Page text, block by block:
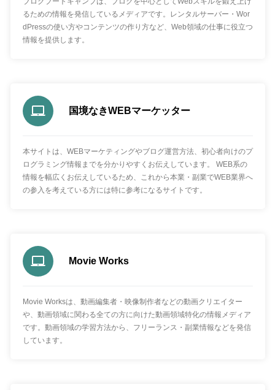
るための情報を発信しているメディアです。レンタルサーバー・Wor
dPressの使い方やコンテンツの作り方など、Web領域の仕事に役立つ
情報を提供します。
国境なきWEBマーケッター
本サイトは、WEBマーケティングやブログ運営方法、初心者向けのプ
ログラミング情報までを分かりやすくお伝えしています。 WEB系の
情報を幅広くお伝えしているため、これから本業・副業でWEB業界へ
の参入を考えている方には特に参考になるサイトです。
Movie Works
Movie Worksは、動画編集者・映像制作者などの動画クリエイター
や、動画領域に関わる全ての方に向けた動画領域特化の情報メディア
です。動画領域の学習方法から、フリーランス・副業情報などを発信
しています。